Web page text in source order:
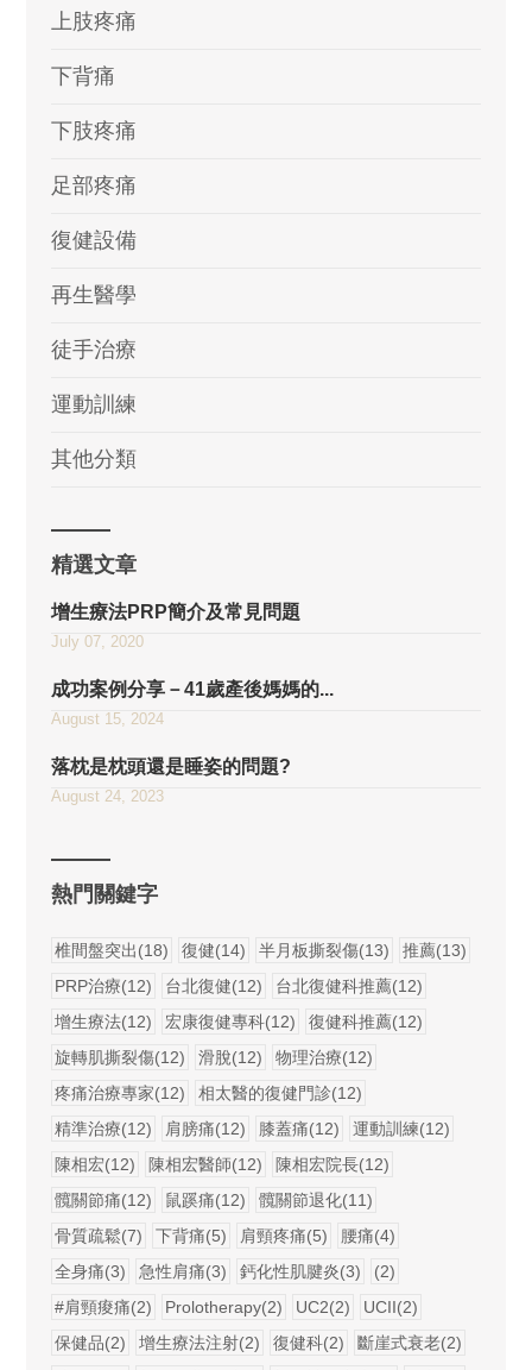
上肢疼痛
下背痛
下肢疼痛
足部疼痛
復健設備
再生醫學
徒手治療
運動訓練
其他分類
精選文章
增生療法PRP簡介及常見問題
July 07, 2020
成功案例分享－41歲產後媽媽的...
August 15, 2024
落枕是枕頭還是睡姿的問題?
August 24, 2023
熱門關鍵字
椎間盤突出(18) 復健(14) 半月板撕裂傷(13)
推薦(13)
PRP治療(12)
台北復健(12)
台北復健科推薦(12)
增生療法(12)
宏康復健專科(12)
復健科推薦(12)
旋轉肌撕裂傷(12)
滑脫(12)
物理治療(12)
疼痛治療專家(12)
相太醫的復健門診(12)
精準治療(12)
肩膀痛(12) 膝蓋痛(12)
運動訓練(12)
陳相宏(12)
陳相宏醫師(12)
陳相宏院長(12)
髖關節痛(12)
鼠蹊痛(12)
髖關節退化(11)
骨質疏鬆(7)
下背痛(5) 肩頸疼痛(5)
腰痛(4)
全身痛(3)
急性肩痛(3) 鈣化性肌腱炎(3)
(2)
#肩頸痠痛(2)
Prolotherapy(2) UC2(2)
UCII(2)
保健品(2)
增生療法注射(2) 復健科(2)
斷崖式衰老(2)